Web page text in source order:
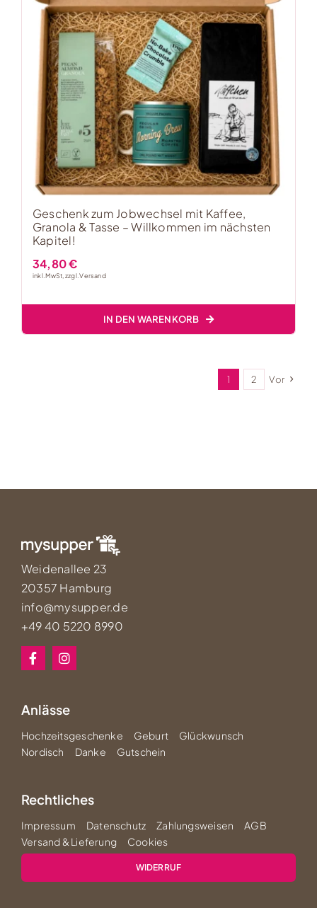
Geschenk zum Jobwechsel mit Kaffee,
Granola & Tasse – Willkommen im nächsten
Kapitel!
34,80€
inkl. MwSt, zzgl.Versand
IN DEN WARENKORB
1 2 Vor
Weidenallee 23
20357 Hamburg
info@mysupper.de
+49 40 5220 8990
Anlässe
Hochzeitsgeschenke Geburt
Glückwunsch
Nordisch
Danke Gutschein
Rechtliches
Impressum Datenschutz Zahlungsweisen
AGB
Versand & Lieferung
Cookies
WIDERRUF